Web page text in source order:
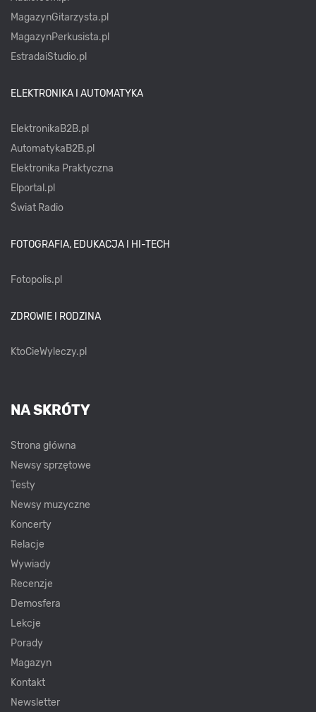
MagazynGitarzysta.pl
MagazynPerkusista.pl
EstradaiStudio.pl
ELEKTRONIKA I AUTOMATYKA
ElektronikaB2B.pl
AutomatykaB2B.pl
Elektronika Praktyczna
Elportal.pl
Świat Radio
FOTOGRAFIA, EDUKACJA I HI-TECH
Fotopolis.pl
ZDROWIE I RODZINA
KtoCieWyleczy.pl
NA SKRÓTY
Strona główna
Newsy sprzętowe
Testy
Newsy muzyczne
Koncerty
Relacje
Wywiady
Recenzje
Demosfera
Lekcje
Porady
Magazyn
Kontakt
Newsletter